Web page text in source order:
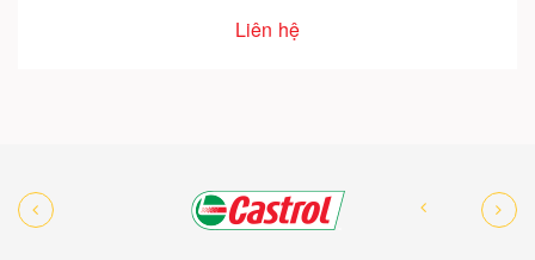
Liên hệ